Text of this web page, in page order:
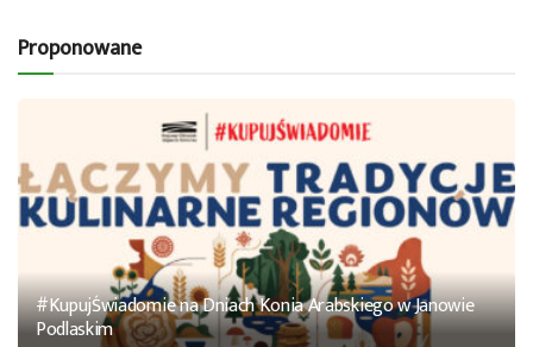
Proponowane
#KupujŚwiadomie na Dniach Konia Arabskiego w Janowie
Podlaskim